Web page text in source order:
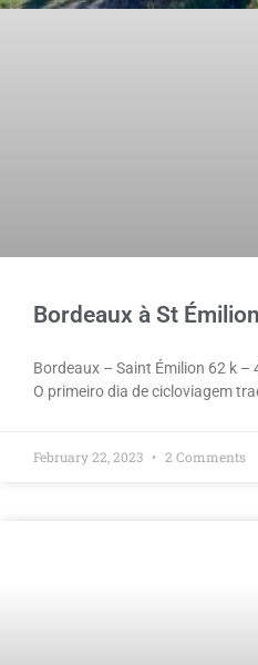
Bordeaux à St
Bordeaux – Saint Émilion 62 k –
O primeiro dia de cicloviagem
February 22, 2023 2 Comments